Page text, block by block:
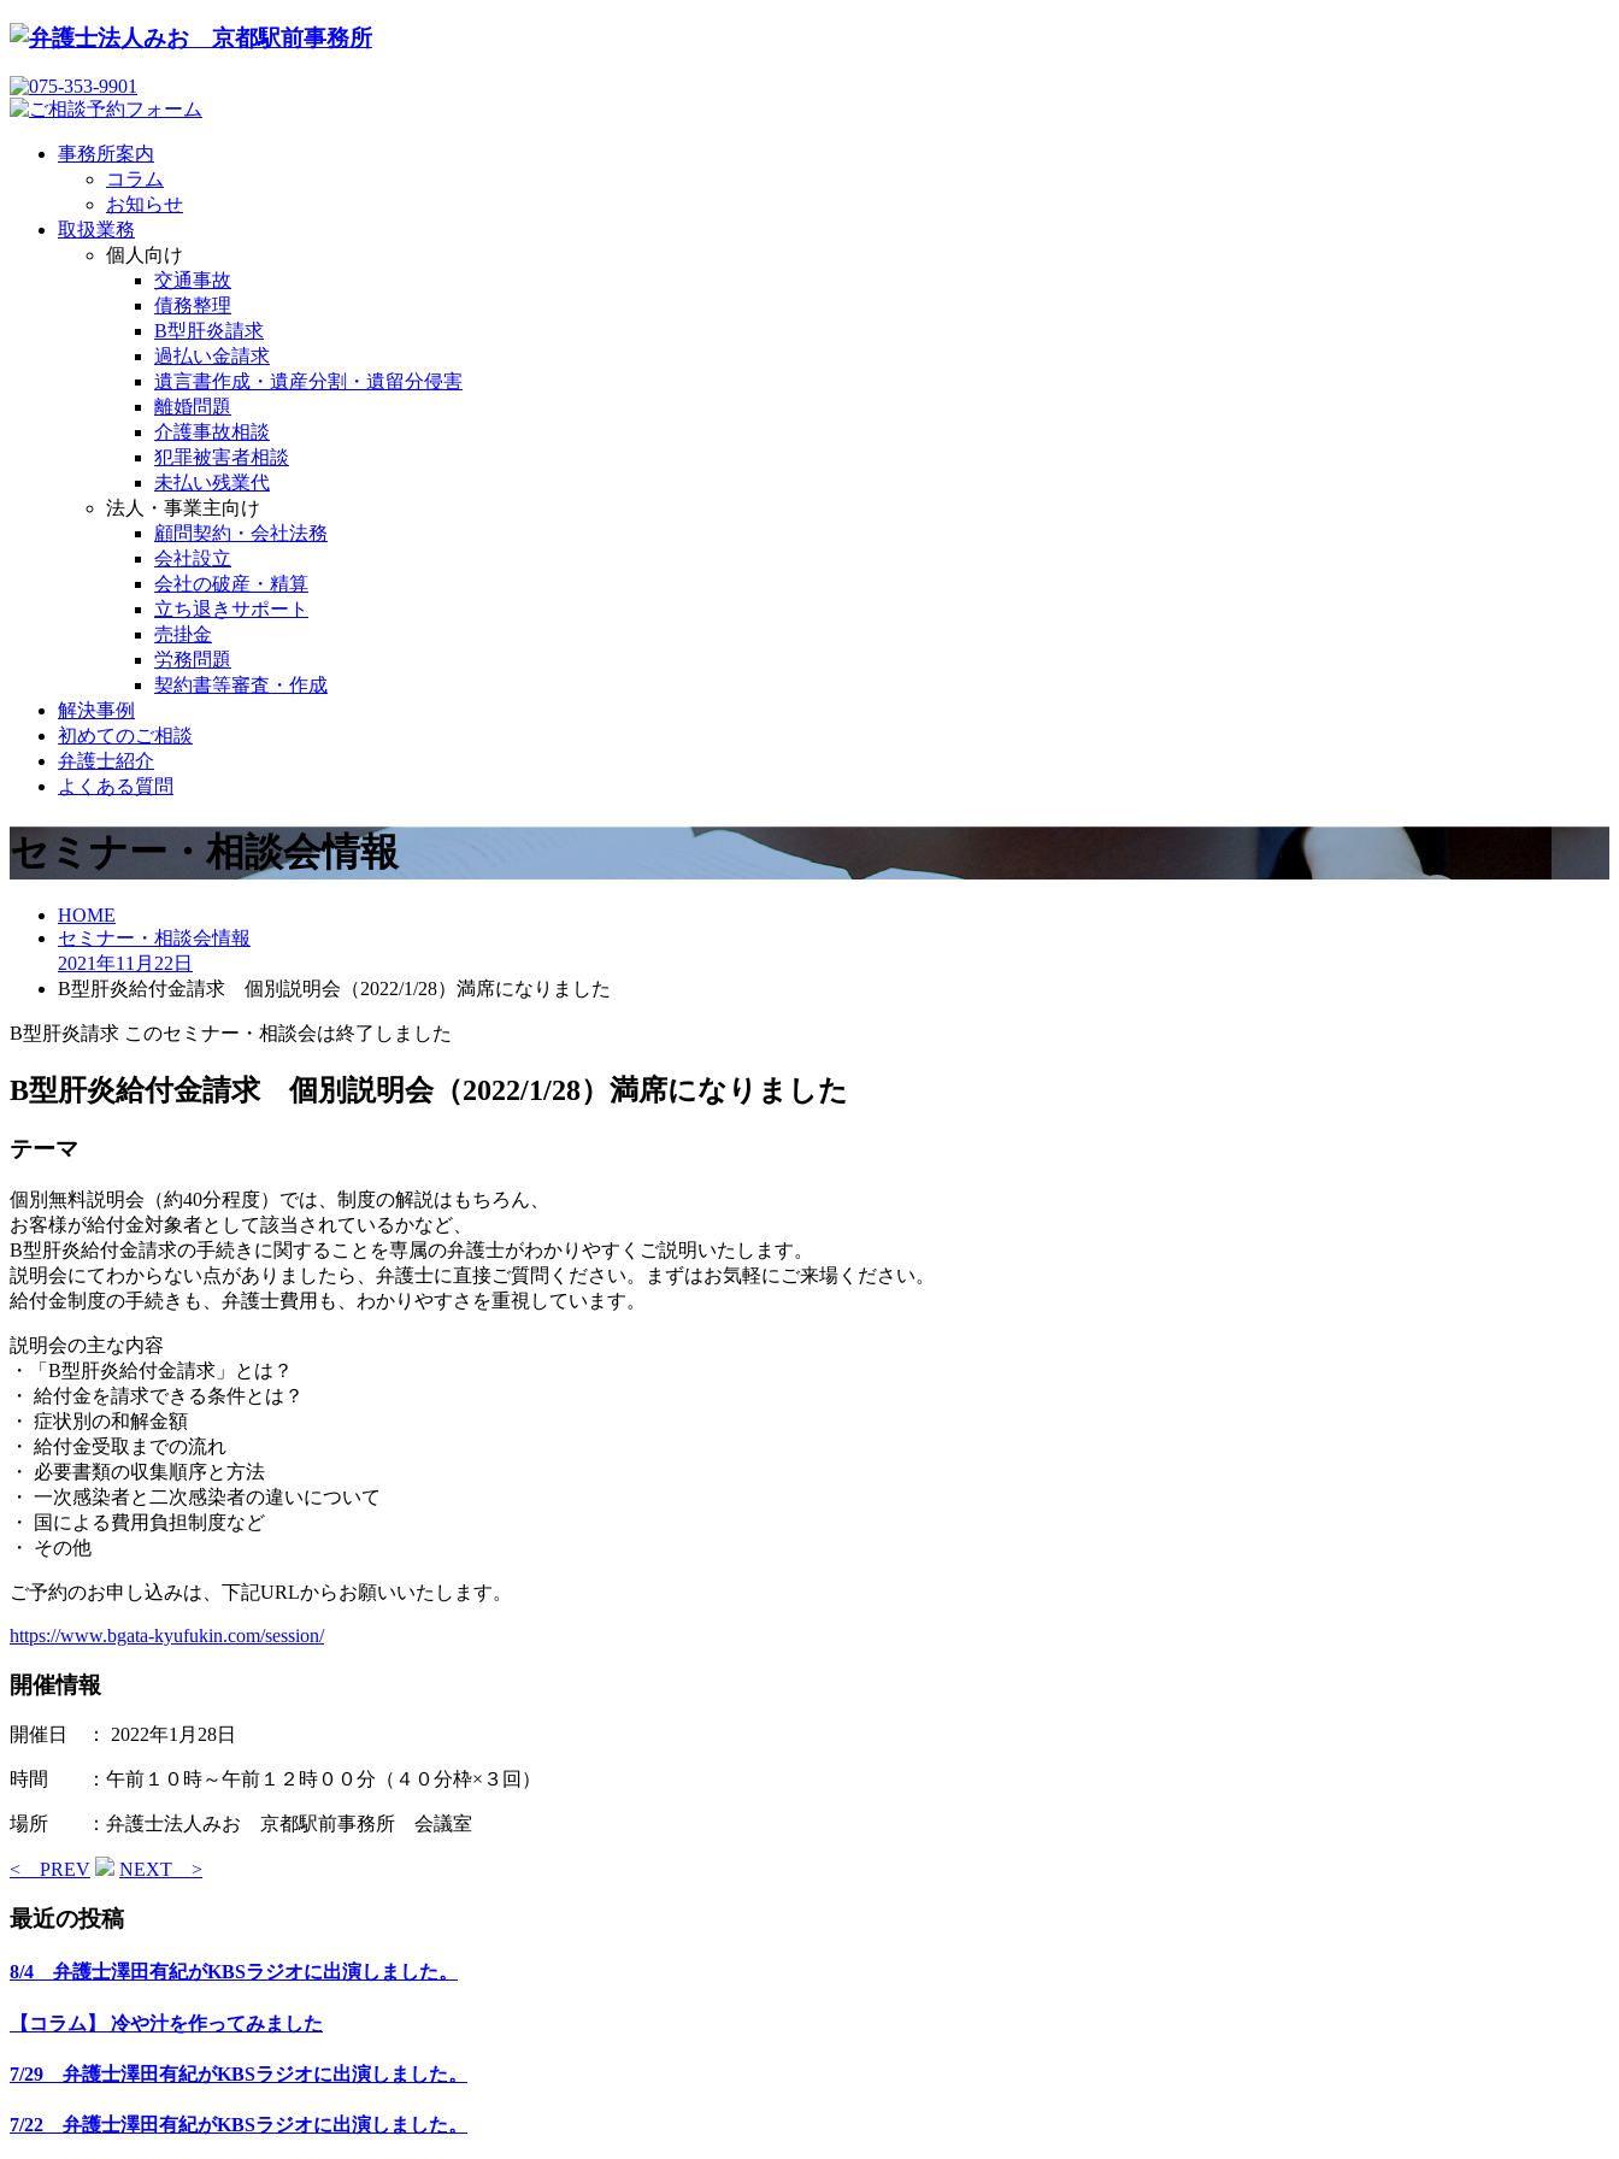
事務所案内
コラム
お知らせ
取扱業務
個人向け
交通事故
債務整理
B型肝炎請求
過払い金請求
遺言書作成・遺産分割・遺留分侵害
離婚問題
介護事故相談
犯罪被害者相談
未払い残業代
法人・事業主向け
顧問契約・会社法務
会社設立
会社の破産・精算
立ち退きサポート
売掛金
労務問題
契約書等審査・作成
解決事例
初めてのご相談
弁護士紹介
よくある質問
セミナー・相談会情報
HOME
セミナー・相談会情報
2021年11月 22日
B型肝炎給付金請求 個別説明会（2022/1/28）満席になりました
B型肝炎請求 このセミナー・相談会は終了しました
B型肝炎給付金請求 個別説明会（2022/1/28）満席になりました
テーマ
個別無料説明会（約40分程度）では、制度の解説はもちろん、
お客様が給付金対象者として該当されているかなど、
B型肝炎給付金請求の手続きに関することを専属の弁護士がわかりやすくご説明いたします。
説明会にてわからない点がありましたら、弁護士に直接ご質問ください。まずはお気軽にご来場ください。
給付金制度の手続きも、弁護士費用も、わかりやすさを重視しています。
説明会の主な内容
・「B型肝炎給付金請求」とは？
・ 給付金を請求できる条件とは？
・ 症状別の和解金額
・ 給付金受取までの流れ
・ 必要書類の収集順序と方法
・ 一次感染者と二次感染者の違いについて
・ 国による費用負担制度など
・ その他
ご予約のお申し込みは、下記URLからお願いいたします。
https://www.bgata-kyufukin.com/session/
開催情報
開催日 ： 2022年1月28日
時間 ：午前１０時～午前１２時００分（４０分枠×３回）
場所 ：弁護士法人みお 京都駅前事務所 会議室
< PREV NEXT >
最近の投稿
8/4 弁護士澤田有紀がKBSラジオに出演しました。
【コラム】 冷や汁を作ってみました
7/29 弁護士澤田有紀がKBSラジオに出演しました。
7/22 弁護士澤田有紀がKBSラジオに出演しました。